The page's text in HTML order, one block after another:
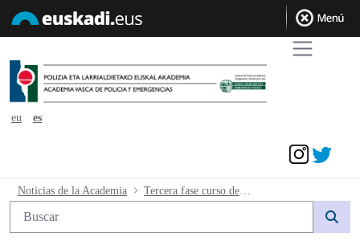
eu
es
Tercera fase curso de formación.
Noticias de la Academia
Búsqueda web